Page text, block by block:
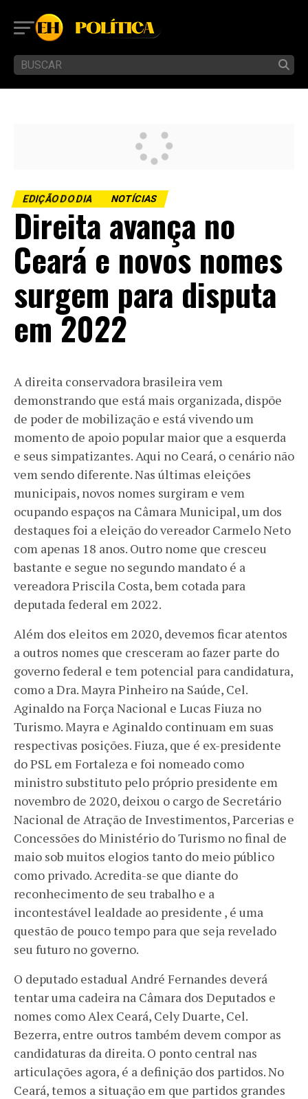
EDIÇÃO DO DIA NOTÍCIAS
Direita avança no
Ceará e novos nomes
surgem para disputa
em 2022
A direita conservadora brasileira vem
demonstrando que está mais organizada, dispõe
de poder de mobilização e está vivendo um
momento de apoio popular maior que a esquerda
e seus simpatizantes. Aqui no Ceará, o cenário não
vem sendo diferente. Nas últimas eleições
municipais, novos nomes surgiram e vem
ocupando espaços na Câmara Municipal, um dos
destaques foi a eleição do vereador Carmelo Neto
com apenas 18 anos. Outro nome que cresceu
bastante e segue no segundo mandato é a
vereadora Priscila Costa, bem cotada para
deputada federal em 2022.
Além dos eleitos em 2020, devemos ficar atentos
a outros nomes que cresceram ao fazer parte do
governo federal e tem potencial para candidatura,
como a Dra. Mayra Pinheiro na Saúde, Cel.
Aginaldo na Força Nacional e Lucas Fiuza no
Turismo. Mayra e Aginaldo continuam em suas
respectivas posições. Fiuza, que é ex-presidente
do PSL em Fortaleza e foi nomeado como
ministro substituto pelo próprio presidente em
novembro de 2020, deixou o cargo de Secretário
Nacional de Atração de Investimentos, Parcerias e
Concessões do Ministério do Turismo no final de
maio sob muitos elogios tanto do meio público
como privado. Acredita-se que diante do
reconhecimento de seu trabalho e a
incontestável lealdade ao presidente , é uma
questão de pouco tempo para que seja revelado
seu futuro no governo.
O deputado estadual André Fernandes deverá
tentar uma cadeira na Câmara dos Deputados e
nomes como Alex Ceará, Cely Duarte, Cel.
Bezerra, entre outros também devem compor as
candidaturas da direita. O ponto central nas
articulações agora, é a definição dos partidos. No
Ceará, temos a situação em que partidos grandes